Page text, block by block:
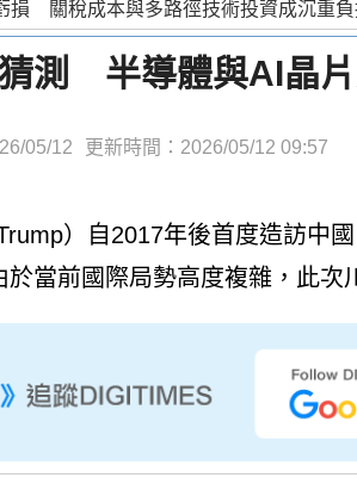
測 半導體與AI晶
05/12 更新時間：2026/05/12 09:57
）自2017年後首度造訪中
當前國際局勢高度複雜，此次